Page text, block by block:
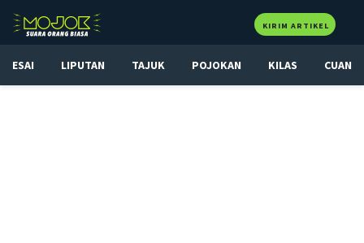
KIRIM ARTIKEL
ESAI LIPUTAN TAJUK POJOKAN KILAS CUAN